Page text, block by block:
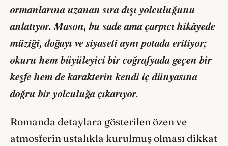
ormanlarına uzanan sıra dışı yolculuğunu
anlatıyor. Mason, bu sade ama çarpıcı hikâyede
müziği, doğayı ve siyaseti aynı potada eritiyor;
okuru hem büyüleyici bir coğrafyada geçen bir
keşfe hem de karakterin kendi iç dünyasına
doğru bir yolculuğa çıkarıyor.
Romanda detaylara gösterilen özen ve
atmosferin ustalıkla kurulmuş olması dikkat